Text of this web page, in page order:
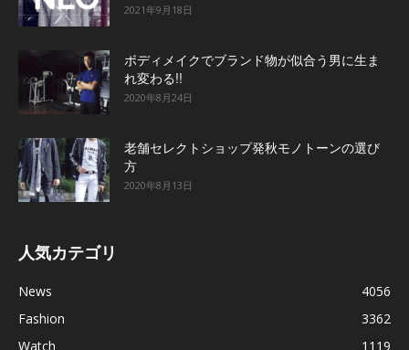
2021年9月18日
ボディメイクでブランド物が似合う男に生ま
れ変わる!!
2020年8月24日
老舗セレクトショップ発秋モノトーンの選び
方
2020年8月13日
人気カテゴリ
News
4056
Fashion
3362
Watch
1119